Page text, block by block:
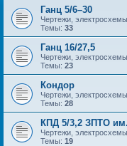
Ганц 5/6–30
Чертежи,
Темы: 33
Ганц 16/27,5
Чертежи,
Темы: 23
Кондор
Чертежи,
Темы: 28
КПД 5/3,2 ЗПТО
Чертежи,
Темы: 19